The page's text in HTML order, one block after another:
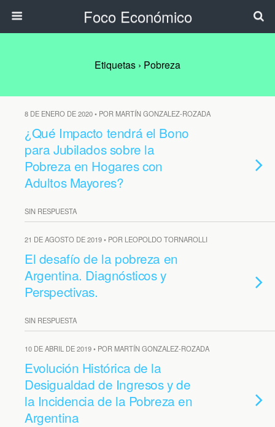
Foco Económico
Etiquetas › Pobreza
8 DE ENERO DE 2020 • POR MARTÍN GONZALEZ-ROZADA
¿Qué Impacto tendrá el Bono
para Jubilados sobre la
Pobreza en Hogares con
Adultos Mayores?
SIN RESPUESTA
21 DE AGOSTO DE 2019 • POR LEOPOLDO TORNAROLLI
El desafío de la pobreza en
Argentina. Diagnósticos y
Perspectivas.
SIN RESPUESTA
10 DE ABRIL DE 2019 • POR MARTÍN GONZALEZ-ROZADA
Evolución Histórica de la
Desigualdad de Ingresos y de
la Incidencia de la Pobreza en
Argentina